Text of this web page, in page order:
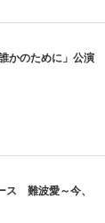
かのために」公演
ス 難波愛～今、